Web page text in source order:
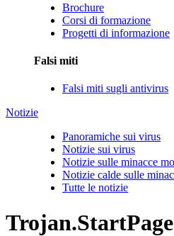
Brochure
Corsi di formazione
Progetti di informazione
Falsi miti
Falsi miti sugli antivirus
Notizie
Panoramiche sui virus
Notizie sui virus
Notizie sulle minacce
Notizie calde sulle
Tutte le notizie